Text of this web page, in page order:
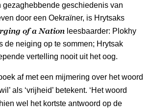
gezaghebbende geschiedenis van
door een Oekraïner, is Hrytsaks
of a Nation leesbaarder: Plokhy
de neiging op te sommen; Hrytsak
vertelling nooit uit het oog.
af met een mijmering over het woord
als ‘vrijheid’ betekent. ‘Het woord
wel het kortste antwoord op de